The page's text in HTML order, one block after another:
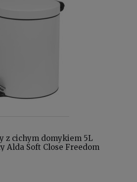
z cichym domykiem 5L
Alda Soft Close Freedom